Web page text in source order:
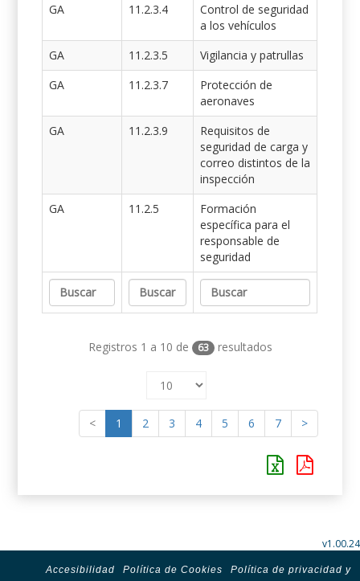
GA
11.2.3.4
Control de seguridad
a los vehículos
GA
11.2.3.5
Vigilancia y patrullas
GA
11.2.3.7
Protección de
aeronaves
GA
11.2.3.9
Requisitos de
seguridad de carga y
correo distintos de la
inspección
GA
11.2.5
Formación
específica para el
responsable de
seguridad
Registros 1 a 10 de 63 resultados
< 1 2 3 4 5 6 7 >
v1.00.24
Accesibilidad Política de Cookies
Política de privacidad y